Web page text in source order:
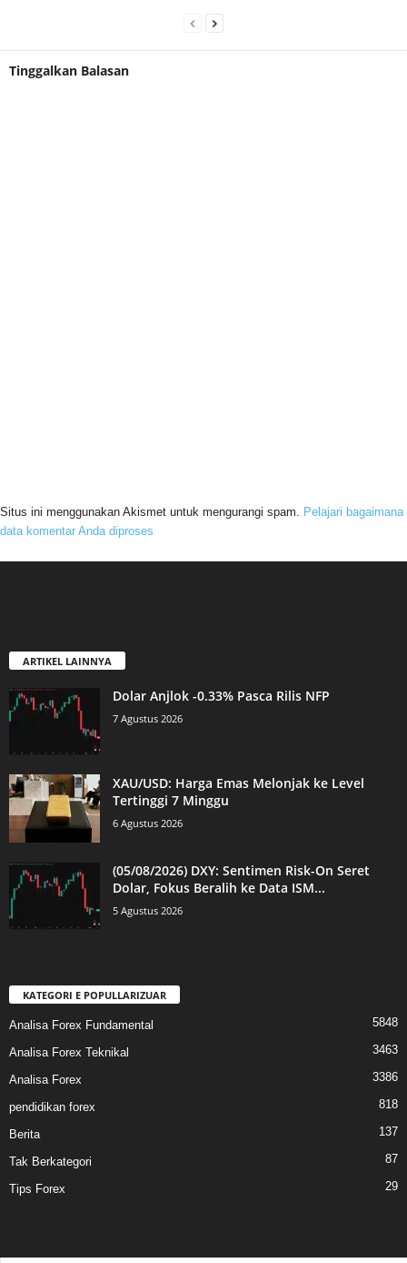
Tinggalkan Balasan
Situs ini menggunakan Akismet untuk mengurangi spam. Pelajari bagaimana
data komentar Anda diproses
ARTIKEL LAINNYA
Dolar Anjlok -0.33% Pasca Rilis NFP
7 Agustus 2026
XAU/USD: Harga Emas Melonjak ke Level
Tertinggi 7 Minggu
6 Agustus 2026
(05/08/2026) DXY: Sentimen Risk-On Seret
Dolar, Fokus Beralih ke Data ISM...
5 Agustus 2026
KATEGORI E POPULLARIZUAR
Analisa Forex Fundamental 5848
Analisa Forex Teknikal 3463
Analisa Forex 3386
pendidikan forex 818
Berita 137
Tak Berkategori 87
Tips Forex 29